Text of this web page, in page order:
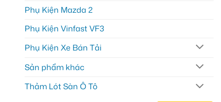
Phụ Kiện Mazda 2
Phụ Kiện Vinfast VF3
Phụ Kiện Xe Bán Tải
Sản phẩm khác
Thảm Lót Sàn Ô Tô